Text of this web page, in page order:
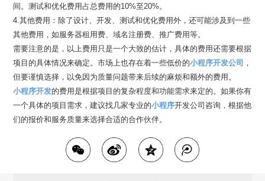
间。测试和优化费用占总费用的10%至20%。
4.其他费用：除了设计、开发、测试和优化费用外，还可能涉及到一些
其他费用，如服务器租用费、域名注册费、推广费用等。
需要注意的是，以上费用只是一个大致的估计，具体的费用还需要根据
项目的具体情况来确定。市场上也存在着一些低价的小程序开发公司 ，
但要谨慎选择，以免因为质量问题带来后续的麻烦和额外的费用。
小程序开发的费用是根据项目的复杂程度和功能需求来定的。如果你有
一个具体的项目需求，建议找几家专业的小程序开发公司咨询，根据他
们的报价和服务质量来选择合适的合作伙伴。